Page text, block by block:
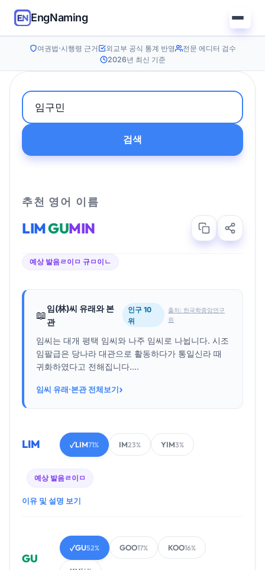
EngNaming
여권법·시행령 근거 외교부 공식 통계 반영
전문 에디터 검수
2026년 최신 기준
검색
추천 영어 이름
LIMGUMIN
예상 발음ㄹ이ㅁ 규ㅁ이ㄴ
📖
임(林)씨 유래와 본
관
인구 10
위
출처: 한국학중앙연구
원
임씨는 대개 평택 임씨와 나주 임씨로 나뉩니다. 시조
임팔급은 당나라 대관으로 활동하다가 통일신라 때
귀화하였다고 전해집니다....
임씨 유래·본관 전체보기›
LIM ✓LIM71% IM23% YIM3%
예상 발음ㄹ이ㅁ
이유 및 설명 보기
GU
✓GU52% GOO17% KOO16%